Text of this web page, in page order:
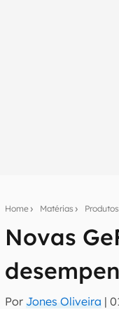
Home Matérias Produtos
Novas
Por Jones Oliveira |
Assine a